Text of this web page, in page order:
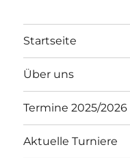
Startseite
Über uns
Termine 2025/2026
Aktuelle Turniere